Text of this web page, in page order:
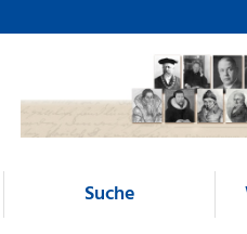
Suche